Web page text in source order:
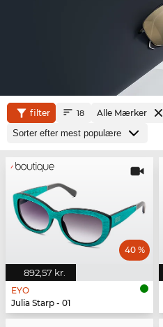
filter 18 Alle Mærker
892,57 kr.
40 %
EYO
Julia Starp - 01